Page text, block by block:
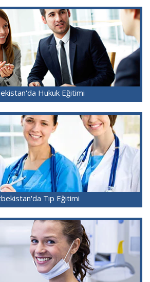
Hukuk Eğitimi
Tıp Eğitimi